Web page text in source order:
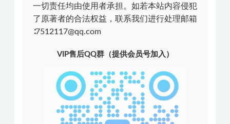
一切责任均由使用者承担。如若本站内容侵犯
了原著者的合法权益，联系我们进行处理邮箱
∶7512117@qq.com
VIP售后QQ群（提供会员号加入）